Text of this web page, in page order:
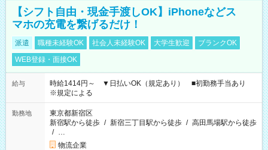
【シフト自由・現金手渡しOK】iPhoneなどス
マホの充電を繋げるだけ！
派遣 職種未経験OK 社会人未経験OK 大学生歓迎
ブランクOK
WEB登録・面接OK
給与
時給1414円～ ▼日払いOK（規定あり） ■初勤務手当あり
※規定による
勤務地
東京都新宿区
新宿駅から徒歩 / 新宿三丁目駅から徒歩 / 高田馬場駅から徒歩
/ …
物流企業